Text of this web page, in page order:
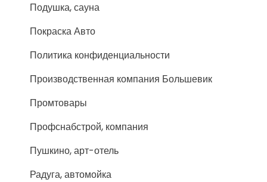
Подушка, сауна
Покраска Авто
Политика конфиденциальности
Производственная компания Большевик
Промтовары
Профснабстрой, компания
Пушкино, арт-отель
Радуга, автомойка